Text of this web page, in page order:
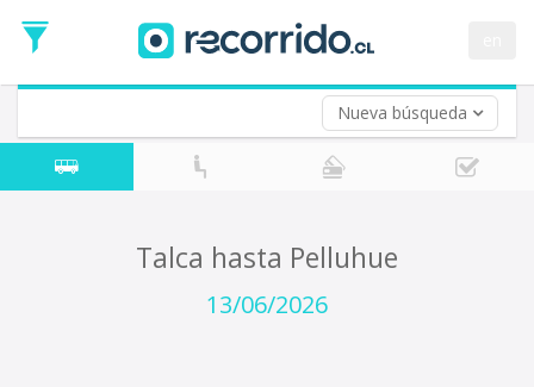
Nueva búsqueda
de
Ida
Vuelta (opcional)
Fecha
de
Talca hasta Pelluhue
13/06/2026